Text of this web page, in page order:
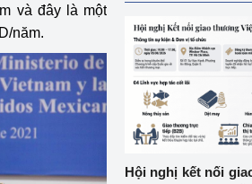
Âu – châu Mỹ
tảng
nghiệp
và đây là một
năm.
Hội nghị kết nối